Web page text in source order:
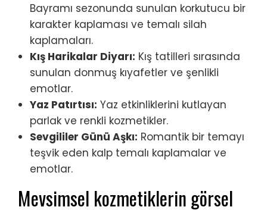
Bayramı sezonunda sunulan korkutucu bir
karakter kaplaması ve temalı silah
kaplamaları.
Kış Harikalar Diyarı: Kış tatilleri sırasında
sunulan donmuş kıyafetler ve şenlikli
emotlar.
Yaz Patırtısı: Yaz etkinliklerini kutlayan
parlak ve renkli kozmetikler.
Sevgililer Günü Aşkı: Romantik bir temayı
teşvik eden kalp temalı kaplamalar ve
emotlar.
Mevsimsel kozmetiklerin görsel